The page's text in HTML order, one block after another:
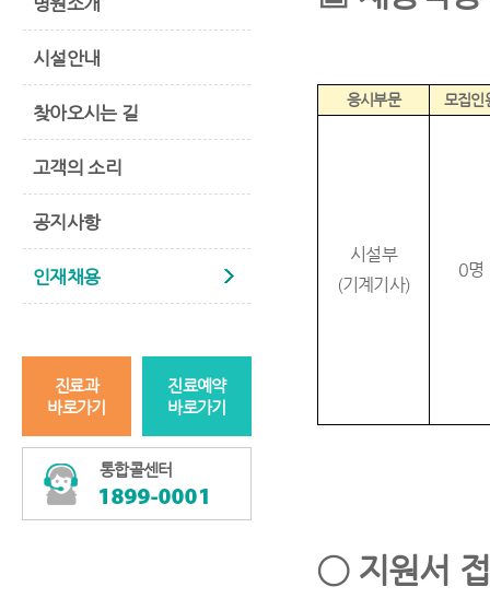
시설안내
찾아오시는 길
고객의 소리
공지사항
인재채용
진료과
바로가기
진료예약
바로가기
통합콜센터
응시부문 모집인
시설부
(기계기사)
0명
◯ 지원서